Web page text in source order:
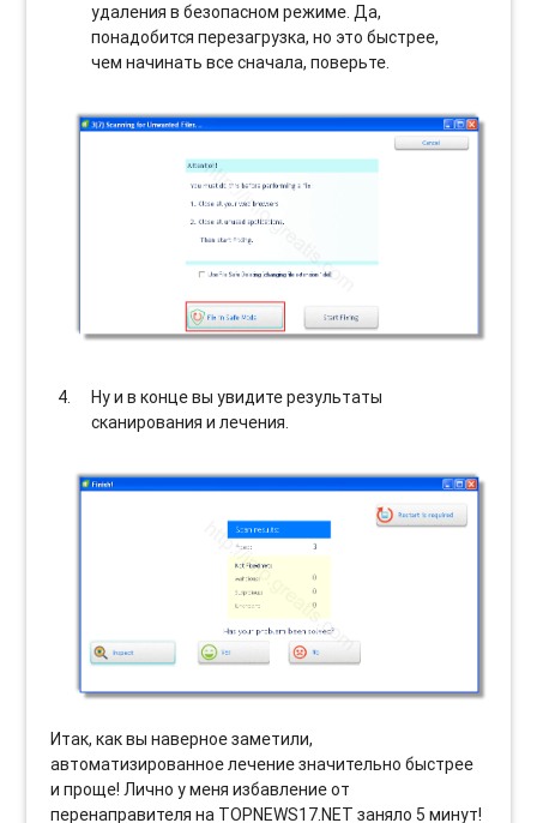
удаления в безопасном режиме. Да,
понадобится перезагрузка, но это быстрее,
чем начинать все сначала, поверьте.
Ну и в конце вы увидите результаты
сканирования и лечения.
Итак, как вы наверное заметили,
автоматизированное лечение значительно быстрее
и проще! Лично у меня избавление от
перенаправителя на TOPNEWS17.NET заняло 5 минут!